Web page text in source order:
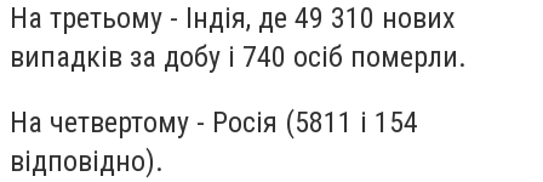
На третьому - Індія, де 49 310 нових
випадків за добу і 740 осіб померли.
На четвертому - Росія (5811 і 154
відповідно).